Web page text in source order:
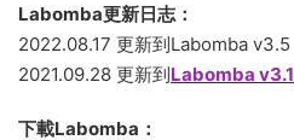
Labomba更新日志：
2022.08.17 更新到Labomba v3.5
2021.09.28 更新到Labomba v3.1
下載Labomba：